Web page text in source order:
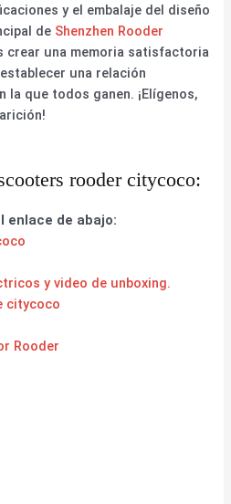
y el embalaje del diseño
de Shenzhen Rooder
crear una memoria satisfactoria
una relación
la que todos ganen. ¡Elígenos,
rooder citycoco:
enlace de abajo:
y video de unboxing.
citycoco
Rooder